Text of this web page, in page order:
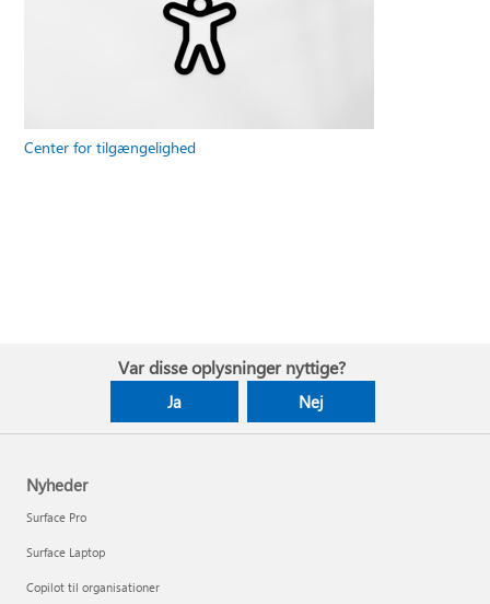
Center for tilgængelighed
Var disse oplysninger nyttige?
Ja Nej
Nyheder
Surface Pro
Surface Laptop
Copilot til organisationer